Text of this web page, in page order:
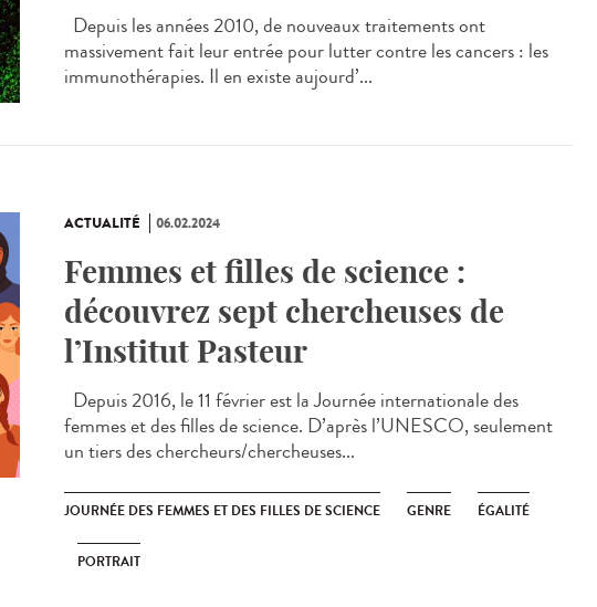
Depuis les années 2010, de nouveaux traitements ont
massivement fait leur entrée pour lutter contre les cancers : les
immunothérapies. Il en existe aujourd’...
ACTUALITÉ 06.02.2024
Femmes et filles de science :
découvrez sept chercheuses de
l’Institut Pasteur
Depuis 2016, le 11 février est la Journée internationale des
femmes et des filles de science. D’après l’UNESCO, seulement
un tiers des chercheurs/chercheuses...
JOURNÉE DES FEMMES ET DES FILLES DE SCIENCE GENRE ÉGALITÉ
PORTRAIT